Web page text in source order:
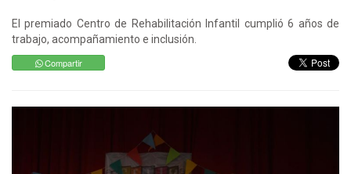
El premiado Centro de Rehabilitación Infantil cumplió 6 años de
trabajo, acompañamiento e inclusión.
Compartir